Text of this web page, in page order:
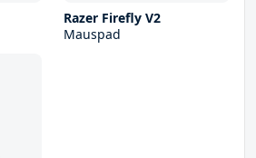
Razer Firefly V2
Mauspad